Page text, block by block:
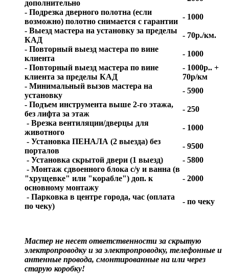
дополнительно
- Подрезка дверного полотна (если
возможно) полотно снимается с гарантии
- 1000
- Выезд мастера на установку за пределы
КАД
- 70р./км.
- Повторный выезд мастера по вине
клиента
- 1000
- Повторный выезд мастера по вине
клиента за пределы КАД
- 1000р.. +
70р/км
- Минимальный вызов мастера на
установку
- 5900
- Подъем инструмента выше 2-го этажа,
без лифта за этаж
- 250
- Врезка вентиляции/дверцы для
животного
- 1000
- Установка ПЕНАЛА (2 выезда) без
порталов
- 9500
- Установка скрытой двери (1 выезд)
- 5800
- Монтаж сдвоенного блока с/у и ванна (в
"хрущевке" или "корабле") доп. к
основному монтажу
- 2000
- Парковка в центре города, час (оплата
по чеку)
- по чеку
Мастер не несет ответственности за скрытую
электропроводку и за электропроводку, телефонные и
антенные провода, смонтированные на или через
старую коробку!